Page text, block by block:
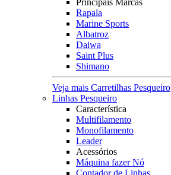
Principais Marcas
Rapala
Marine Sports
Albatroz
Daiwa
Saint Plus
Shimano
Veja mais Carretilhas Pesqueiro
Linhas Pesqueiro
Característica
Multifilamento
Monofilamento
Leader
Acessórios
Máquina fazer Nó
Contador de Linhas